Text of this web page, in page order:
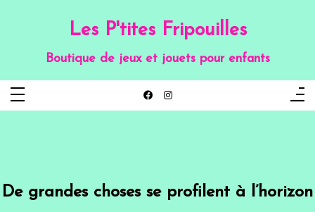
Les P'tites Fripouilles
Boutique de jeux et jouets pour enfants
De grandes choses se profilent à l’horizon